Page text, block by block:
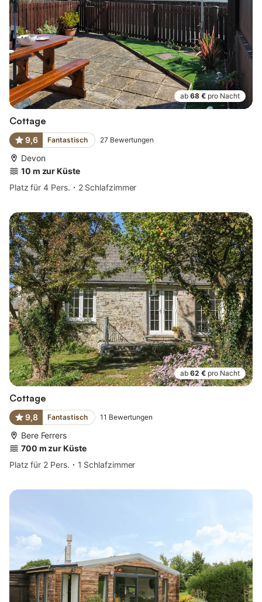
ab 68 € pro Nacht
Cottage
9,6 Fantastisch 27 Bewertungen
Devon
10 m zur Küste
Platz für 4 Pers.
2 Schlafzimmer
ab 62 € pro Nacht
Cottage
9,8 Fantastisch 11 Bewertungen
Bere Ferrers
700 m zur Küste
Platz für 2 Pers.
1 Schlafzimmer